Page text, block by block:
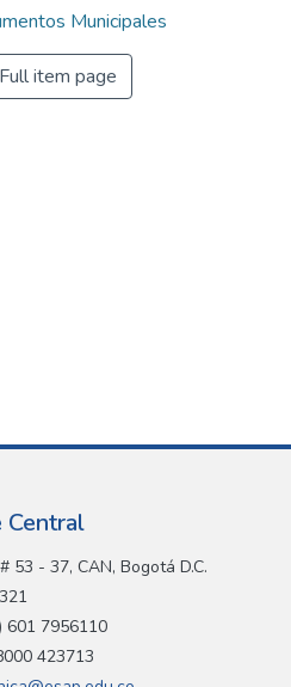
Municipales
Full item page
Central
53 - 37, CAN, Bogotá D.C.
601 7956110
423713